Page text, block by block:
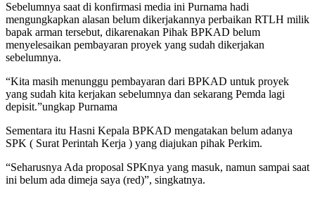
Sebelumnya saat di konfirmasi media ini Purnama hadi
mengungkapkan alasan belum dikerjakannya perbaikan RTLH milik
bapak arman tersebut, dikarenakan Pihak BPKAD belum
menyelesaikan pembayaran proyek yang sudah dikerjakan
sebelumnya.
“Kita masih menunggu pembayaran dari BPKAD untuk proyek
yang sudah kita kerjakan sebelumnya dan sekarang Pemda lagi
depisit.”ungkap Purnama
Sementara itu Hasni Kepala BPKAD mengatakan belum adanya
SPK ( Surat Perintah Kerja ) yang diajukan pihak Perkim.
“Seharusnya Ada proposal SPKnya yang masuk, namun sampai saat
ini belum ada dimeja saya (red)”, singkatnya.